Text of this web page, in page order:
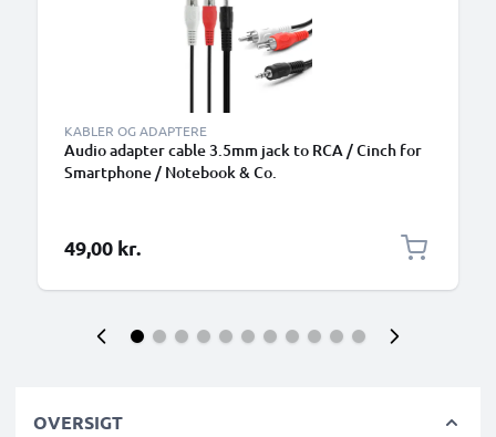
KABLER OG ADAPTERE
Audio adapter cable 3.5mm jack to RCA / Cinch for
Smartphone / Notebook & Co.
49,00 kr.
OVERSIGT